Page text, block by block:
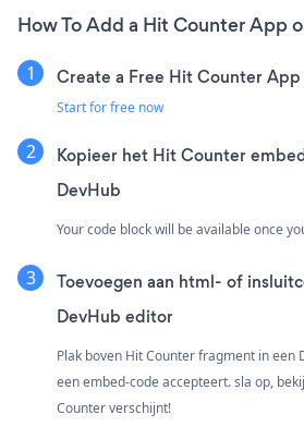
How To Add a Hit Counter App
Create a Free Hit Counter App
Start for free now
Kopieer het Hit Counter
DevHub
Your code block will be available once
Toevoegen aan html- of
DevHub editor
Plak boven Hit Counter fragment in een
een embed-code accepteert. sla op,
Counter verschijnt!